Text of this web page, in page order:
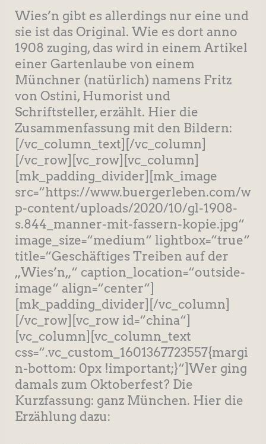
Wies’n gibt es allerdings nur eine und
sie ist das Original. Wie es dort anno
1908 zuging, das wird in einem Artikel
einer Gartenlaube von einem
Münchner (natürlich) namens Fritz
von Ostini, Humorist und
Schriftsteller, erzählt. Hier die
Zusammenfassung mit den Bildern:
[/vc_column_text][/vc_column]
[/vc_row][vc_row][vc_column]
[mk_padding_divider][mk_image
src=“https://www.buergerleben.com/w
p-content/uploads/2020/10/gl-1908-
s.844_manner-mit-fassern-kopie.jpg“
image_size=“medium“ lightbox=“true“
title=“Geschäftiges Treiben auf der
„Wies’n„“ caption_location=“outside-
image“ align=“center“]
[mk_padding_divider][/vc_column]
[/vc_row][vc_row id=“china“]
[vc_column][vc_column_text
css=“.vc_custom_1601367723557{margi
n-bottom: 0px !important;}“]Wer ging
damals zum Oktoberfest? Die
Kurzfassung: ganz München. Hier die
Erzählung dazu: